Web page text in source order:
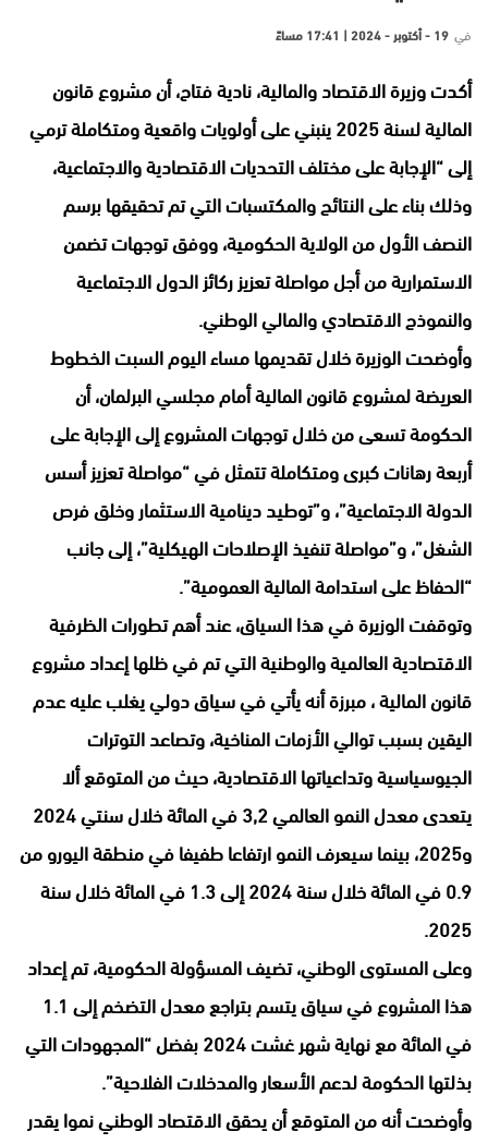
في 19 - أكتوبر - 2024 | 17:41 مساءً
أكدت وزيرة الاقتصاد والمالية، نادية فتاح، أن مشروع قانون
المالية لسنة 2025 ينبني على أولويات واقعية ومتكاملة ترمي
إلى “الإجابة على مختلف التحديات الاقتصادية والاجتماعية،
وذلك بناء على النتائج والمكتسبات التي تم تحقيقها برسم
النصف الأول من الولاية الحكومية، ووفق توجهات تضمن
الاستمرارية من أجل مواصلة تعزيز ركائز الدول الاجتماعية
والنموذج الاقتصادي والمالي الوطني.
وأوضحت الوزيرة خلال تقديمها مساء اليوم السبت الخطوط
العريضة لمشروع قانون المالية أمام مجلسي البرلمان، أن
الحكومة تسعى من خلال توجهات المشروع إلى الإجابة على
أربعة رهانات كبرى ومتكاملة تتمثل في “مواصلة تعزيز أسس
الدولة الاجتماعية”، و”توطيد دينامية الاستثمار وخلق فرص
الشغل”، و”مواصلة تنفيذ الإصلاحات الهيكلية”، إلى جانب
“الحفاظ على استدامة المالية العمومية”.
وتوقفت الوزيرة في هذا السياق، عند أهم تطورات الظرفية
الاقتصادية العالمية والوطنية التي تم في ظلها إعداد مشروع
قانون المالية ، مبرزة أنه يأتي في سياق دولي يغلب عليه عدم
اليقين بسبب توالي الأزمات المناخية، وتصاعد التوترات
الجيوسياسية وتداعياتها الاقتصادية، حيث من المتوقع ألا
يتعدى معدل النمو العالمي 3,2 في المائة خلال سنتي 2024
و2025، بينما سيعرف النمو ارتفاعا طفيفا في منطقة اليورو من
0.9 في المائة خلال سنة 2024 إلى 1.3 في المائة خلال سنة
2025.
وعلى المستوى الوطني، تضيف المسؤولة الحكومية، تم إعداد
هذا المشروع في سياق يتسم بتراجع معدل التضخم إلى 1.1
في المائة مع نهاية شهر غشت 2024 بفضل “المجهودات التي
بذلتها الحكومة لدعم الأسعار والمدخلات الفلاحية”.
وأوضحت أنه من المتوقع أن يحقق الاقتصاد الوطني نموا يقدر